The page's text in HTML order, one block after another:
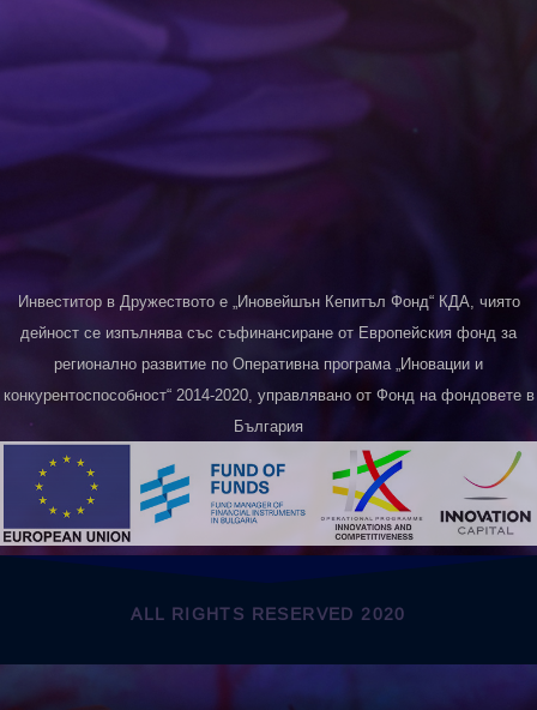
Инвеститор в Дружеството е „Иновейшън Кепитъл Фонд“ КДА, чиято
дейност се изпълнява със съфинансиране от Европейския фонд за
регионално развитие по Оперативна програма „Иновации и
конкурентоспособност“ 2014-2020, управлявано от Фонд на фондовете в
България
ALL RIGHTS RESERVED 2020